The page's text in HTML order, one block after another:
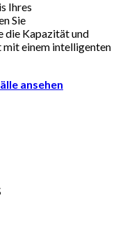
Ihres
Sie
die Kapazität und
mit einem intelligenten
ansehen